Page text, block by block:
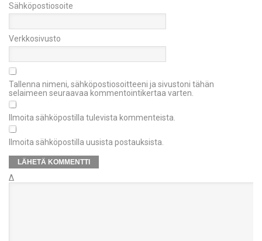
Sähköpostiosoite
Verkkosivusto
Tallenna nimeni, sähköpostiosoitteeni ja sivustoni tähän
selaimeen seuraavaa kommentointikertaa varten.
Ilmoita sähköpostilla tulevista kommenteista.
Ilmoita sähköpostilla uusista postauksista.
Δ